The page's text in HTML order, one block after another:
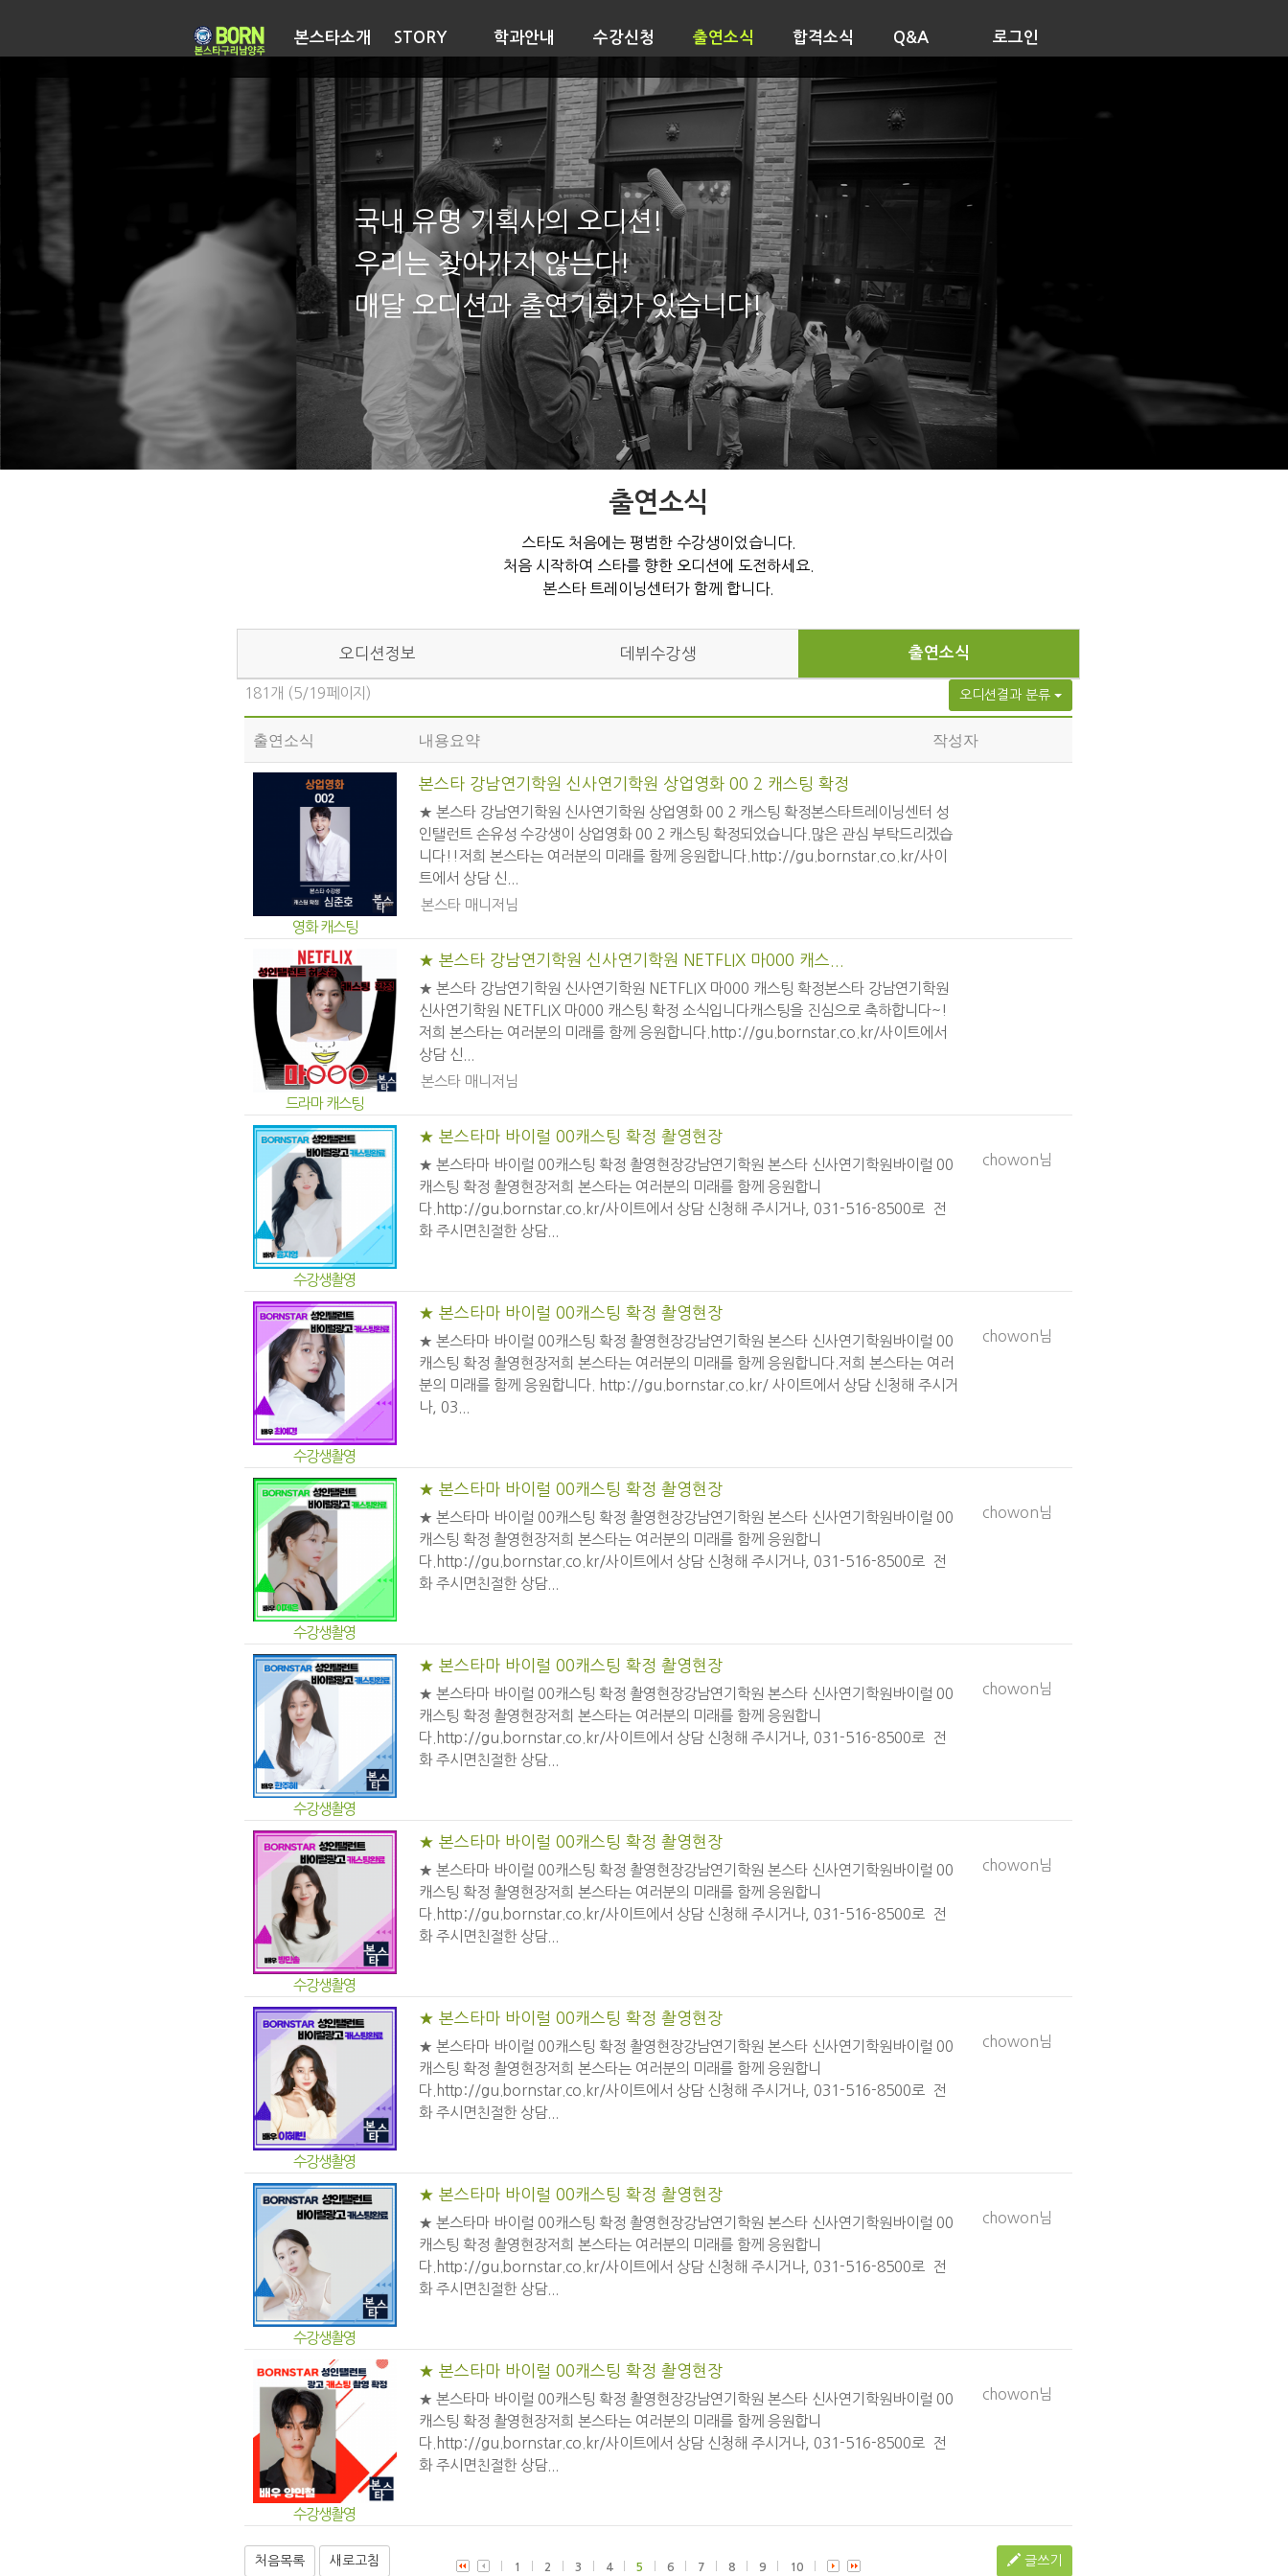
본스타소개 STORY 학과안내 수강신청 출연소식 합격소식 Q&A 로그인
국내 유명 기획사의 오디션!
우리는 찾아가지 않는다!
매달 오디션과 출연기회가 있습니다!
출연소식
스타도 처음에는 평범한 수강생이었습니다.
처음 시작하여 스타를 향한 오디션에 도전하세요.
본스타 트레이닝센터가 함께 합니다.
오디션정보 데뷔수강생 출연소식
181개 (5/19페이지) 오디션결과 분류
출연소식 내용요약 작성자
영화 캐스팅
본스타 강남연기학원 신사연기학원 상업영화 00 2 캐스팅 확정
★ 본스타 강남연기학원 신사연기학원 상업영화 00 2 캐스팅 확정본스타트레이닝센터 성
인탤런트 손유성 수강생이 상업영화 00 2 캐스팅 확정되었습니다.많은 관심 부탁드리겠습
니다!!저희 본스타는 여러분의 미래를 함께 응원합니다.http://gu.bornstar.co.kr/사이
트에서 상담 신...
본스타 매니저님
드라마 캐스팅
★ 본스타 강남연기학원 신사연기학원 NETFLIX 마000 캐스...
★ 본스타 강남연기학원 신사연기학원 NETFLIX 마000 캐스팅 확정본스타 강남연기학원
신사연기학원 NETFLIX 마000 캐스팅 확정 소식입니다캐스팅을 진심으로 축하합니다~!
저희 본스타는 여러분의 미래를 함께 응원합니다.http://gu.bornstar.co.kr/사이트에서
상담 신...
본스타 매니저님
수강생촬영
★ 본스타마 바이럴 00캐스팅 확정 촬영현장
★ 본스타마 바이럴 00캐스팅 확정 촬영현장강남연기학원 본스타 신사연기학원바이럴 00
캐스팅 확정 촬영현장저희 본스타는 여러분의 미래를 함께 응원합니
다.http://gu.bornstar.co.kr/사이트에서 상담 신청해 주시거나, 031-516-8500로 전
화 주시면친절한 상담...
chowon님
수강생촬영
★ 본스타마 바이럴 00캐스팅 확정 촬영현장
★ 본스타마 바이럴 00캐스팅 확정 촬영현장강남연기학원 본스타 신사연기학원바이럴 00
캐스팅 확정 촬영현장저희 본스타는 여러분의 미래를 함께 응원합니다.저희 본스타는 여러
분의 미래를 함께 응원합니다. http://gu.bornstar.co.kr/ 사이트에서 상담 신청해 주시거
나, 03...
chowon님
수강생촬영
★ 본스타마 바이럴 00캐스팅 확정 촬영현장
★ 본스타마 바이럴 00캐스팅 확정 촬영현장강남연기학원 본스타 신사연기학원바이럴 00
캐스팅 확정 촬영현장저희 본스타는 여러분의 미래를 함께 응원합니
다.http://gu.bornstar.co.kr/사이트에서 상담 신청해 주시거나, 031-516-8500로 전
화 주시면친절한 상담...
chowon님
수강생촬영
★ 본스타마 바이럴 00캐스팅 확정 촬영현장
★ 본스타마 바이럴 00캐스팅 확정 촬영현장강남연기학원 본스타 신사연기학원바이럴 00
캐스팅 확정 촬영현장저희 본스타는 여러분의 미래를 함께 응원합니
다.http://gu.bornstar.co.kr/사이트에서 상담 신청해 주시거나, 031-516-8500로 전
화 주시면친절한 상담...
chowon님
수강생촬영
★ 본스타마 바이럴 00캐스팅 확정 촬영현장
★ 본스타마 바이럴 00캐스팅 확정 촬영현장강남연기학원 본스타 신사연기학원바이럴 00
캐스팅 확정 촬영현장저희 본스타는 여러분의 미래를 함께 응원합니
다.http://gu.bornstar.co.kr/사이트에서 상담 신청해 주시거나, 031-516-8500로 전
화 주시면친절한 상담...
chowon님
수강생촬영
★ 본스타마 바이럴 00캐스팅 확정 촬영현장
★ 본스타마 바이럴 00캐스팅 확정 촬영현장강남연기학원 본스타 신사연기학원바이럴 00
캐스팅 확정 촬영현장저희 본스타는 여러분의 미래를 함께 응원합니
다.http://gu.bornstar.co.kr/사이트에서 상담 신청해 주시거나, 031-516-8500로 전
화 주시면친절한 상담...
chowon님
수강생촬영
★ 본스타마 바이럴 00캐스팅 확정 촬영현장
★ 본스타마 바이럴 00캐스팅 확정 촬영현장강남연기학원 본스타 신사연기학원바이럴 00
캐스팅 확정 촬영현장저희 본스타는 여러분의 미래를 함께 응원합니
다.http://gu.bornstar.co.kr/사이트에서 상담 신청해 주시거나, 031-516-8500로 전
화 주시면친절한 상담...
chowon님
수강생촬영
★ 본스타마 바이럴 00캐스팅 확정 촬영현장
★ 본스타마 바이럴 00캐스팅 확정 촬영현장강남연기학원 본스타 신사연기학원바이럴 00
캐스팅 확정 촬영현장저희 본스타는 여러분의 미래를 함께 응원합니
다.http://gu.bornstar.co.kr/사이트에서 상담 신청해 주시거나, 031-516-8500로 전
화 주시면친절한 상담...
chowon님
처음목록 새로고침 글쓰기
1 2 3 4 5 6 7 8 9 10